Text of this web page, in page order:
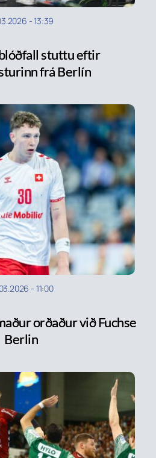
-13:39
stuttu eftir
frá Berlín
- 11:00
orðaður við Fuchse
Berlin